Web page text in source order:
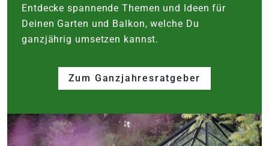
Entdecke spannende Themen und Ideen für
Deinen Garten und Balkon, welche Du
ganzjährig umsetzen kannst.
Zum Ganzjahresratgeber